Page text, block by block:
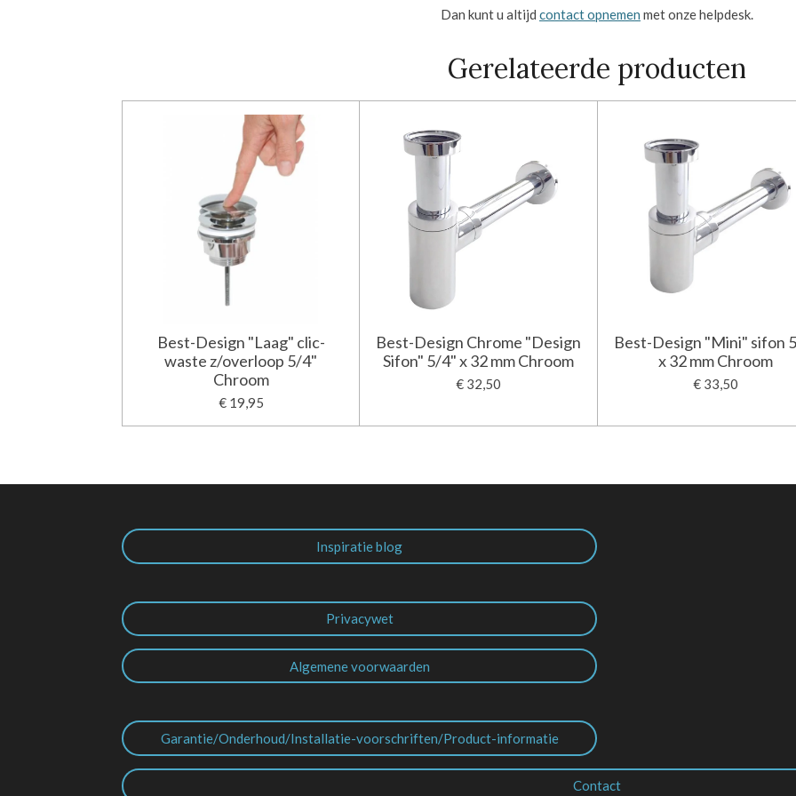
Dan kunt u altijd contact opnemen met onze helpdesk.
Gerelateerde producten
Best-Design "Laag" clic-
waste z/overloop 5/4"
Chroom
€ 19,95
Best-Design Chrome "Design
Sifon" 5/4" x 32 mm Chroom
€ 32,50
Best-Design "Mini" sifon
x 32 mm Chroom
€ 33,50
Inspiratie blog
Privacywet
Algemene voorwaarden
Garantie/Onderhoud/Installatie-voorschriften/Product-informatie
Contact